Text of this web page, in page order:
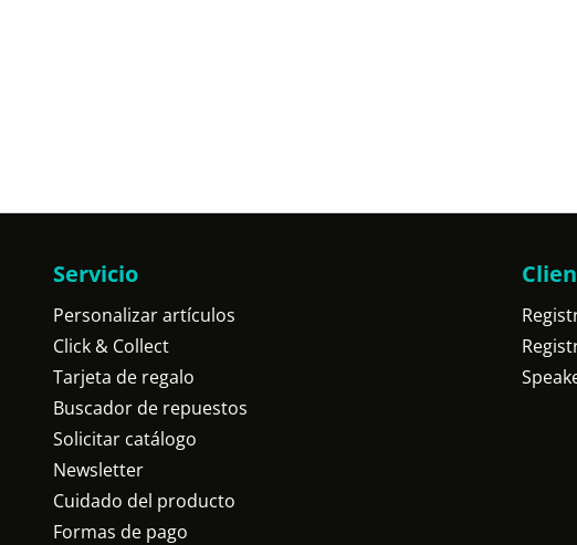
Servicio
Personalizar artículos
Click & Collect
Tarjeta de regalo
Buscador de repuestos
Solicitar catálogo
Newsletter
Cuidado del producto
Formas de pago